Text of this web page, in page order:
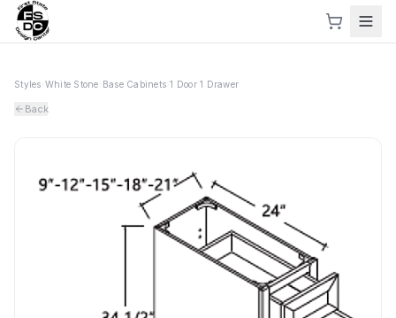
Styles White Stone Base Cabinets ›1 Door 1 Drawer
Back